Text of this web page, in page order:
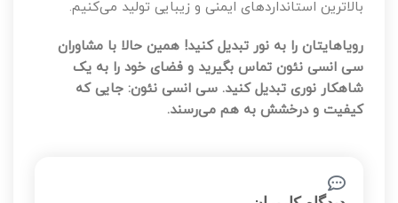
بالاترین استانداردهای ایمنی و زیبایی تولید می‌کنیم.
رویاهایتان را به نور تبدیل کنید! همین حالا با مشاوران
سی انسی نئون تماس بگیرید و فضای خود را به یک
شاهکار نوری تبدیل کنید. سی انسی نئون: جایی که
کیفیت و درخشش به هم می‌رسند.